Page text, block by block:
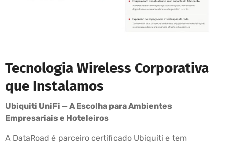
Tecnologia Wireless Corporativa
que Instalamos
Ubiquiti UniFi — A Escolha para Ambientes
Empresariais e Hoteleiros
A DataRoad é parceiro certificado Ubiquiti e tem